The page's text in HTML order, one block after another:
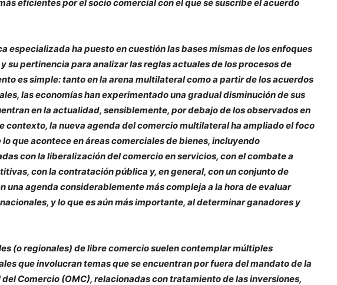
eficientes por el socio comercial con el que se suscribe el acuerdo
especializada ha puesto en cuestión las bases mismas de los enfoques
su pertinencia para analizar las reglas actuales de los procesos de
es simple: tanto en la arena multilateral como a partir de los acuerdos
las economías han experimentado una gradual disminución de sus
en la actualidad, sensiblemente, por debajo de los observados en
contexto, la nueva agenda del comercio multilateral ha ampliado el foco
lo que acontece en áreas comerciales de bienes, incluyendo
con la liberalización del comercio en servicios, con el combate a
con la contratación pública y, en general, con un conjunto de
una agenda considerablemente más compleja a la hora de evaluar
y lo que es aún más importante, al determinar ganadores y
(o regionales) de libre comercio suelen contemplar múltiples
que involucran temas que se encuentran por fuera del mandato de la
Comercio (OMC), relacionadas con tratamiento de las inversiones,